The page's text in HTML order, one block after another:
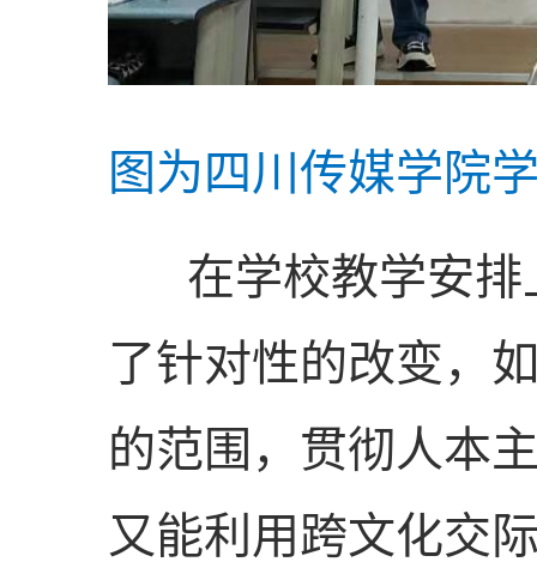
图为四川传媒学院
在学校教学安排
了针对性的改变，
的范围，贯彻人本
又能利用跨文化交